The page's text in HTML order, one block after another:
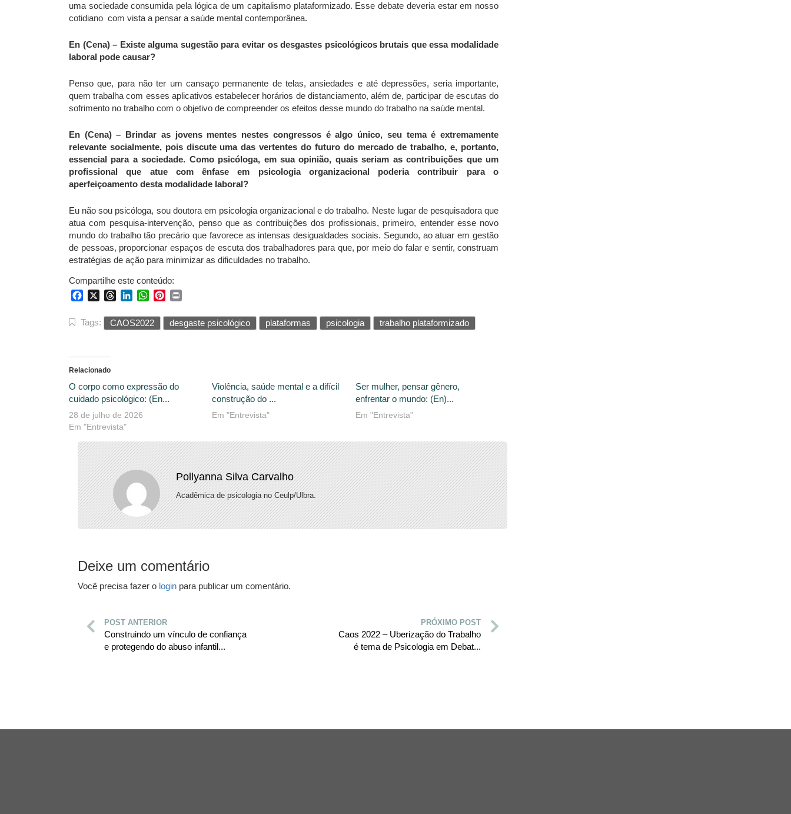
uma sociedade consumida pela lógica de um capitalismo plataformizado. Esse debate deveria estar em nosso
cotidiano com vista a pensar a saúde mental contemporânea.
En (Cena) – Existe alguma sugestão para evitar os desgastes psicológicos brutais que essa modalidade
laboral pode causar?
Penso que, para não ter um cansaço permanente de telas, ansiedades e até depressões, seria importante,
quem trabalha com esses aplicativos estabelecer horários de distanciamento, além de, participar de escutas do
sofrimento no trabalho com o objetivo de compreender os efeitos desse mundo do trabalho na saúde mental.
En (Cena) – Brindar as jovens mentes nestes congressos é algo único, seu tema é extremamente
relevante socialmente, pois discute uma das vertentes do futuro do mercado de trabalho, e, portanto,
essencial para a sociedade. Como psicóloga, em sua opinião, quais seriam as contribuições que um
profissional que atue com ênfase em psicologia organizacional poderia contribuir para o
aperfeiçoamento desta modalidade laboral?
Eu não sou psicóloga, sou doutora em psicologia organizacional e do trabalho. Neste lugar de pesquisadora que
atua com pesquisa-intervenção, penso que as contribuições dos profissionais, primeiro, entender esse novo
mundo do trabalho tão precário que favorece as intensas desigualdades sociais. Segundo, ao atuar em gestão
de pessoas, proporcionar espaços de escuta dos trabalhadores para que, por meio do falar e sentir, construam
estratégias de ação para minimizar as dificuldades no trabalho.
Compartilhe este conteúdo:
FacebookThreadsLinkedInWhatsApp
Pinterest
Tags: CAOS2022 desgaste psicológico plataformas psicologia trabalho plataformizado
Relacionado
O corpo como expressão do
cuidado psicológico: (En...
28 de julho de 2026
Em "Entrevista"
Violência, saúde mental e a difícil
construção do ...
Em "Entrevista"
Ser mulher, pensar gênero,
enfrentar o mundo: (En)...
Em "Entrevista"
Pollyanna Silva Carvalho
Acadêmica de psicologia no Ceulp/Ulbra.
Deixe um comentário
Você precisa fazer o login para publicar um comentário.
POST ANTERIOR
Construindo um vínculo de confiança
e protegendo do abuso infantil...
PRÓXIMO POST
Caos 2022 – Uberização do Trabalho
é tema de Psicologia em Debat...